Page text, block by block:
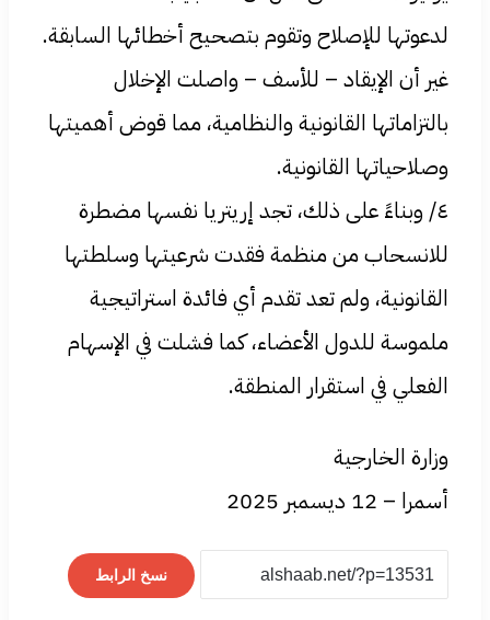
لدعوتها للإصلاح وتقوم بتصحيح أخطائها السابقة.
غير أن الإيقاد – للأسف – واصلت الإخلال
بالتزاماتها القانونية والنظامية، مما قوض أهميتها
وصلاحياتها القانونية.
٤/ وبناءً على ذلك، تجد إريتريا نفسها مضطرة
للانسحاب من منظمة فقدت شرعيتها وسلطتها
القانونية، ولم تعد تقدم أي فائدة استراتيجية
ملموسة للدول الأعضاء، كما فشلت في الإسهام
الفعلي في استقرار المنطقة.
وزارة الخارجية
أسمرا – 12 ديسمبر 2025
نسخ الرابط